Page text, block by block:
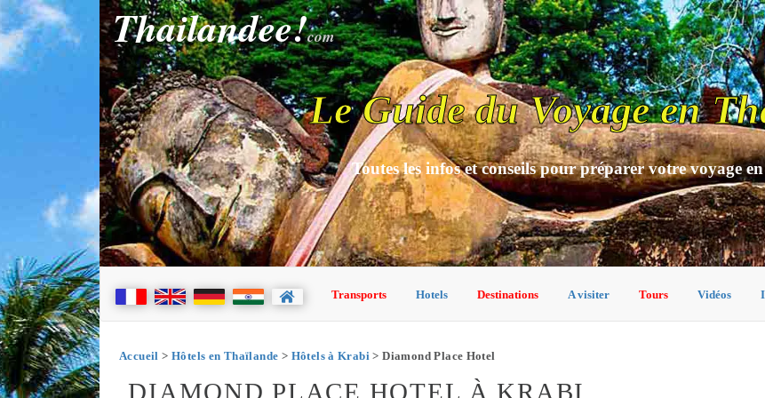
Thailandee!com
Le Guide du Voyage en
Toutes les infos et conseils pour préparer votre voyage
Transports Hotels Destinations A visiter Tours Vidéos
Accueil > Hôtels en Thaïlande > Hôtels à Krabi > Diamond Place Hotel
DIAMOND PLACE HOTEL À KRABI